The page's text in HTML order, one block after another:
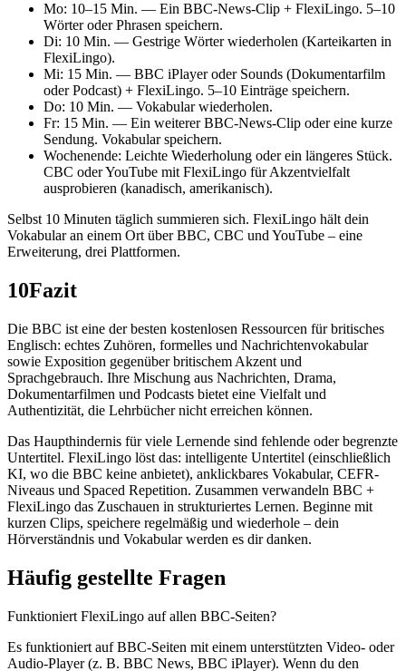
Mo: 10–15 Min. — Ein BBC-News-Clip + FlexiLingo. 5–10
Wörter oder Phrasen speichern.
Di: 10 Min. — Gestrige Wörter wiederholen (Karteikarten in
FlexiLingo).
Mi: 15 Min. — BBC iPlayer oder Sounds (Dokumentarfilm
oder Podcast) + FlexiLingo. 5–10 Einträge speichern.
Do: 10 Min. — Vokabular wiederholen.
Fr: 15 Min. — Ein weiterer BBC-News-Clip oder eine kurze
Sendung. Vokabular speichern.
Wochenende: Leichte Wiederholung oder ein längeres Stück.
CBC oder YouTube mit FlexiLingo für Akzentvielfalt
ausprobieren (kanadisch, amerikanisch).
Selbst 10 Minuten täglich summieren sich. FlexiLingo hält dein
Vokabular an einem Ort über BBC, CBC und YouTube – eine
Erweiterung, drei Plattformen.
10Fazit
Die BBC ist eine der besten kostenlosen Ressourcen für britisches
Englisch: echtes Zuhören, formelles und Nachrichtenvokabular
sowie Exposition gegenüber britischem Akzent und
Sprachgebrauch. Ihre Mischung aus Nachrichten, Drama,
Dokumentarfilmen und Podcasts bietet eine Vielfalt und
Authentizität, die Lehrbücher nicht erreichen können.
Das Haupthindernis für viele Lernende sind fehlende oder begrenzte
Untertitel. FlexiLingo löst das: intelligente Untertitel (einschließlich
KI, wo die BBC keine anbietet), anklickbares Vokabular, CEFR-
Niveaus und Spaced Repetition. Zusammen verwandeln BBC +
FlexiLingo das Zuschauen in strukturiertes Lernen. Beginne mit
kurzen Clips, speichere regelmäßig und wiederhole – dein
Hörverständnis und Vokabular werden es dir danken.
Häufig gestellte Fragen
Funktioniert FlexiLingo auf allen BBC-Seiten?
Es funktioniert auf BBC-Seiten mit einem unterstützten Video- oder
Audio-Player (z. B. BBC News, BBC iPlayer). Wenn du den